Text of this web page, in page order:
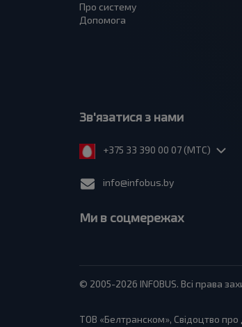
Про систему
Допомога
Зв'язатися з нами
+375 33 390 00 07 (МТС)
info@infobus.by
Ми в соцмережах
© 2005-2026 INFOBUS. Всі права
ТОВ «Белтранском», Свідоцтво